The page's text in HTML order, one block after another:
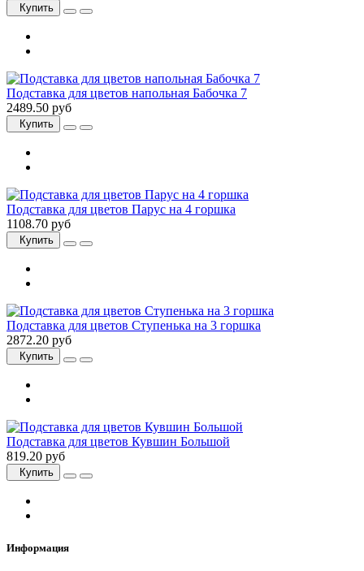
Купить
Подставка для цветов напольная Бабочка 7
2489.50 руб
Купить
Подставка для цветов Парус на 4 горшка
1108.70 руб
Купить
Подставка для цветов Ступенька на 3 горшка
2872.20 руб
Купить
Подставка для цветов Кувшин Большой
819.20 руб
Купить
Информация